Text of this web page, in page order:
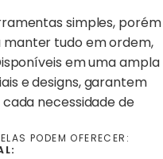
simples, porém
tudo em ordem,
em uma ampla
e designs, garantem
necessidade de
PODEM OFERECER: